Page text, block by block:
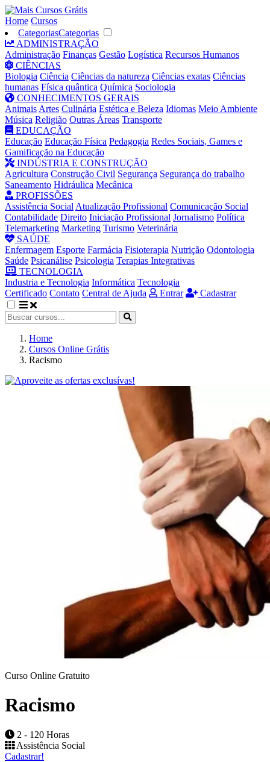
Home Cursos
CategoriasCategorias
ADMINISTRAÇÃO
Administração Finanças Gestão Logística Recursos Humanos
CIÊNCIAS
Biologia Ciência Ciências da natureza Ciências exatas Ciências
humanas Física quântica Química Sociologia
CONHECIMENTOS GERAIS
Animais Artes Culinária Estética e Beleza Idiomas Meio Ambiente
Música Religião Outras Áreas Transporte
EDUCAÇÃO
Educação Educação Física Pedagogia Redes Sociais, Games e
Gamificação na Educação
INDÚSTRIA E CONSTRUÇÃO
Agricultura Construção Civil Segurança Segurança do trabalho
Saneamento Hidráulica Mecânica
PROFISSÕES
Assistência Social Atualização Profissional Comunicação Social
Contabilidade Direito Iniciação Profissional Jornalismo Política
Telemarketing Marketing Turismo Veterinária
SAÚDE
Enfermagem Esporte Farmácia Fisioterapia Nutrição Odontologia
Saúde Psicanálise Psicologia Terapias Integrativas
TECNOLOGIA
Industria e Tecnologia Informática Tecnologia
Certificado Contato Central de Ajuda Entrar Cadastrar
Home
Cursos Online Grátis
Racismo
Curso Online Gratuito
Racismo
2 - 120 Horas
Assistência Social
Cadastrar!